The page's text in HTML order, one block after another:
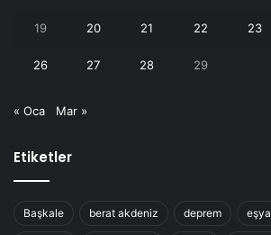
19 20 21 22 23
26 27 28 29
« Oca Mar »
Etiketler
Başkale berat akdeniz deprem eşya